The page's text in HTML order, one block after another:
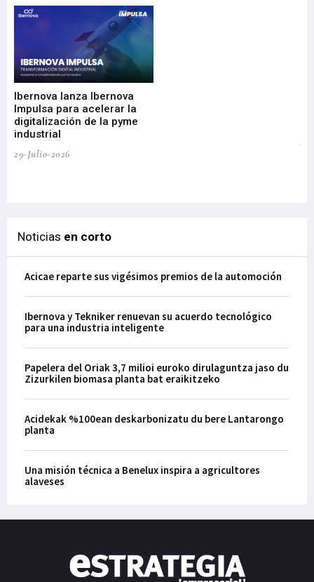
Ibernova lanza Ibernova
Impulsa para acelerar la
digitalización de la pyme
industrial
29-Julio-2026
Noticias en corto
Acicae reparte sus vigésimos premios de la automoción
Ibernova y Tekniker renuevan su acuerdo tecnológico
para una industria inteligente
Papelera del Oriak 3,7 milioi euroko dirulaguntza jaso du
Zizurkilen biomasa planta bat eraikitzeko
Acidekak %100ean deskarbonizatu du bere Lantarongo
planta
Una misión técnica a Benelux inspira a agricultores
alaveses